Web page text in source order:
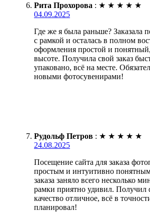
Рита Прохорова : ★ ★ ★ ★ ★
04.09.2025
Где же я была раньше? Заказала
с рамкой и осталась в полном
оформления простой и понятный,
высоте. Получила свой заказ
упаковано, всё на месте.
новыми фотосувенирами!
Рудольф Петров : ★ ★ ★ ★ ★
24.08.2025
Посещение сайта для заказа
простым и интуитивно
заказа заняло всего несколько
рамки приятно удивил. Получил
качество отличное, всё в
планировал!